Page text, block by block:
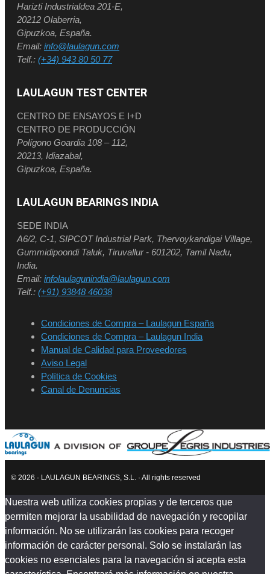
Harizti Industrialdea 201-E,
20212 Olaberria,
Gipuzkoa, España.
Email: info@laulagun.com
Telf.: (+34) 943 80 50 77
LAULAGUN TEST CENTER
CENTRO DE ENSAYOS E I+D
CENTRO DE PRODUCCIÓN
Polígono Goardia 108 – 112,
20213, Idiazabal,
Gipuzkoa, España.
LAULAGUN BEARINGS INDIA
SEDE INDIA
A6/2, C-1, SIPCOT Industrial Park, Thervoykandigai Village,
Gummidipoondi Taluk, Tiruvallur - 601202, Tamil Nadu,
India.
Email: infolaulagunindia@laulagun.com
Telf.: (+91) 93848 46038
Condiciones de Compra – Laulagun España
Condiciones de Compra – Laulagun India
Manual de Calidad para Proveedores
Aviso Legal
Política de Cookies
Canal de Denuncias
© 2026 · LAULAGUN BEARINGS, S.L. · All rights reserved
Nuestra web utiliza cookies propias y de terceros que
permiten mejorar la usabilidad de navegación y recopilar
información. No se utilizarán las cookies para recoger
información de carácter personal. Solo se instalarán las
cookies no esenciales para la navegación si acepta esta